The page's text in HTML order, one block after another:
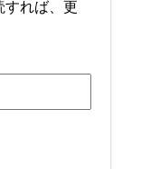
すれば、更